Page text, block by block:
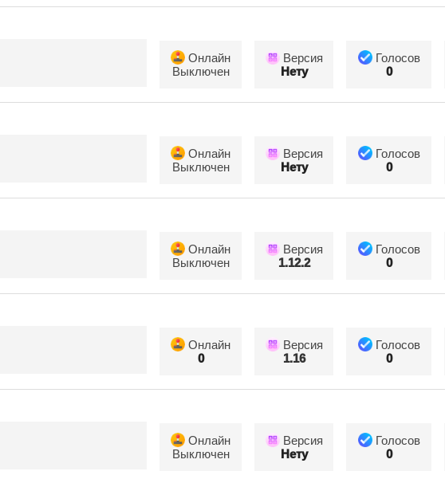
Онлайн
Выключен
Версия
Нету
Голосов
0
Онлайн
Выключен
Версия
Нету
Голосов
0
Онлайн
Выключен
Версия
1.12.2
Голосов
0
Онлайн
0
Версия
1.16
Голосов
0
Онлайн
Выключен
Версия
Нету
Голосов
0